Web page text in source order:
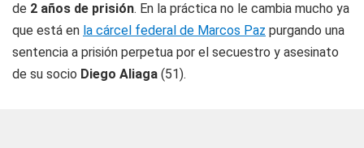
de 2 años de prisión. En la práctica no le cambia mucho ya
que está en la cárcel federal de Marcos Paz purgando una
sentencia a prisión perpetua por el secuestro y asesinato
de su socio Diego Aliaga (51).